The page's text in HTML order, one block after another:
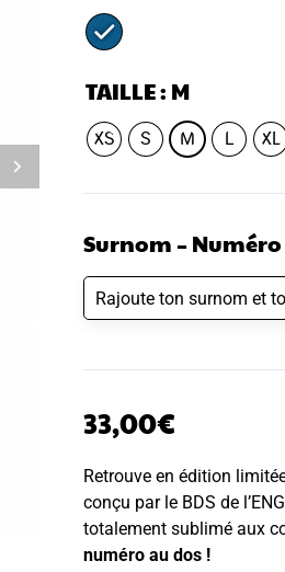
TAILLE: M
XS S M L XL
Surnom – Numéro
33,00€
Retrouve en édition
conçu par le BDS de
totalement sublimé aux
numéro au dos !